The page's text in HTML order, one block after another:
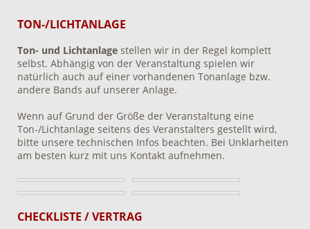
TON-/LICHTANLAGE
Ton- und Lichtanlage stellen wir in der Regel komplett
selbst. Abhängig von der Veranstaltung spielen wir
natürlich auch auf einer vorhandenen Tonanlage bzw.
andere Bands auf unserer Anlage.
Wenn auf Grund der Größe der Veranstaltung eine
Ton-/Lichtanlage seitens des Veranstalters gestellt wird,
bitte unsere technischen Infos beachten. Bei Unklarheiten
am besten kurz mit uns Kontakt aufnehmen.
CHECKLISTE / VERTRAG